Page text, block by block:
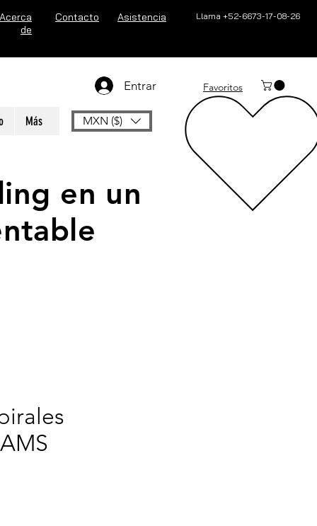
Acerca
de
Contacto Asistencia Llama +52-6673-17-08-26
Entrar Favoritos
Más MXN ($)
en un